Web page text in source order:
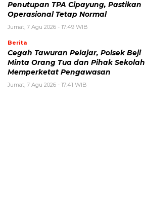
Penutupan TPA Cipayung, Pastikan
Operasional Tetap Normal
Jumat, 7 Agu 2026 - 17:49 WIB
Berita
Cegah Tawuran Pelajar, Polsek Beji
Minta Orang Tua dan Pihak Sekolah
Memperketat Pengawasan
Jumat, 7 Agu 2026 - 17:41 WIB